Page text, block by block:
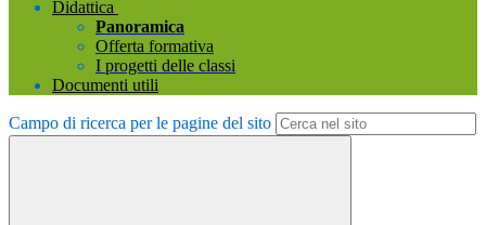
Didattica
Panoramica
Offerta formativa
I progetti delle classi
Documenti utili
Campo di ricerca per le pagine del sito